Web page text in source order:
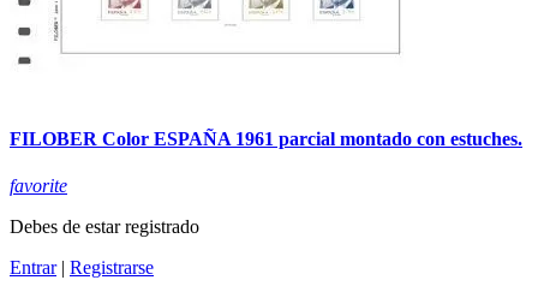
FILOBER Color ESPAÑA 1961 parcial montado con estuches.
favorite
Debes de estar registrado
Entrar| Registrarse